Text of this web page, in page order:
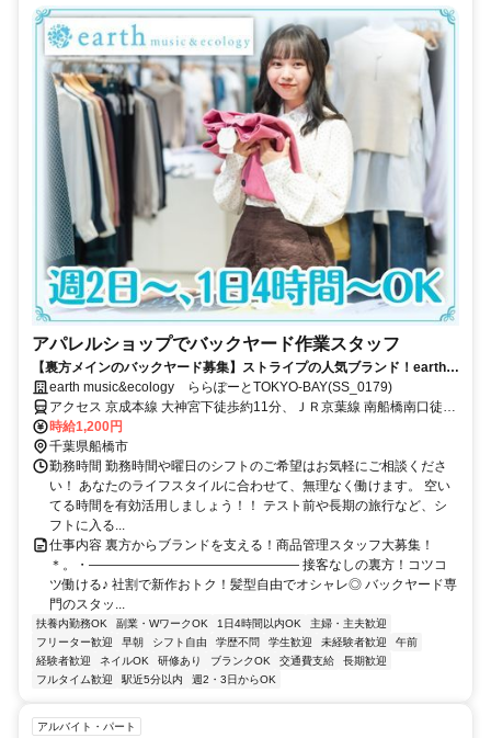
アパレルショップでバックヤード作業スタッフ
【裏方メインのバックヤード募集】ストライプの人気ブランド！earth
music&ecology／アース ミュージック＆エコロジー♪
earth music&ecology ららぽーとTOKYO-BAY(SS_0179)
アクセス 京成本線 大神宮下徒歩約11分、ＪＲ京葉線 南船橋南口徒歩
約14分、ＪＲ武蔵野線 南船橋南口徒歩約14分
時給1,200円
千葉県船橋市
勤務時間 勤務時間や曜日のシフトのご希望はお気軽にご相談くださ
い！ あなたのライフスタイルに合わせて、無理なく働けます。 空い
てる時間を有効活用しましょう！！ テスト前や長期の旅行など、シ
フトに入る...
仕事内容 裏方からブランドを支える！商品管理スタッフ大募集！
＊。・―――――――――――――――― 接客なしの裏方！コツコ
ツ働ける♪ 社割で新作おトク！髪型自由でオシャレ◎ バックヤード専
門のスタッ...
扶養内勤務OK 副業・WワークOK 1日4時間以内OK
主婦・主夫歓迎
フリーター歓迎
早朝 シフト自由 学歴不問 学生歓迎 未経験者歓迎
午前
経験者歓迎
ネイルOK 研修あり ブランクOK 交通費支給
長期歓迎
フルタイム歓迎
駅近5分以内 週2・3日からOK
アルバイト・パート